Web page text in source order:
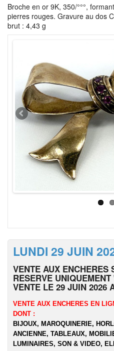
Broche en or 9K, 350/°°°,
pierres rouges. Gravure au dos
brut : 4,43 g
LUNDI 29 JUIN
VENTE AUX ENCHERES
RESERVE
VENTE LE 29 JUIN 2026
VENTE AUX ENCHERES EN
DONT :
BIJOUX, MAROQUINERIE,
ANCIENNE, TABLEAUX,
LUMINAIRES, SON & VIDEO,